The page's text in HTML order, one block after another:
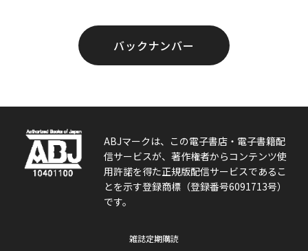
バックナンバー
ABJマークは、この電子書店・電子書籍配
信サービスが、著作権者からコンテンツ使
用許諾を得た正規版配信サービスであるこ
とを示す登録商標（登録番号6091713号）
です。
雑誌定期購読